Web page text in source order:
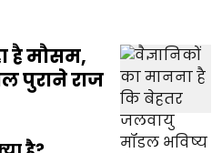
है मौसम,
पुराने राज